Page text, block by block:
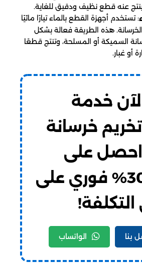
ينتج عنه قطع نظيف ودقيق للغاية.
: تستخدم أجهزة القطع بالماء تيارًا مائيًا
هذه الطريقة فعالة بشكل
السميكة أو المسلحة، وتنتج قطعًا
أو غبار.
خدمة
خرسانة
على
خصم 30% فوري على
التكلفة!
بنا الواتساب